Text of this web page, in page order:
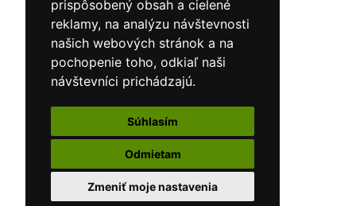
prispôsobený obsah a cielené
reklamy, na analýzu návštevnosti
našich webových stránok a na
pochopenie toho, odkiaľ naši
návštevníci prichádzajú.
Súhlasím
Odmietam
Zmeniť moje nastavenia